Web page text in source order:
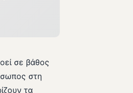
σε βάθος
στη
τα